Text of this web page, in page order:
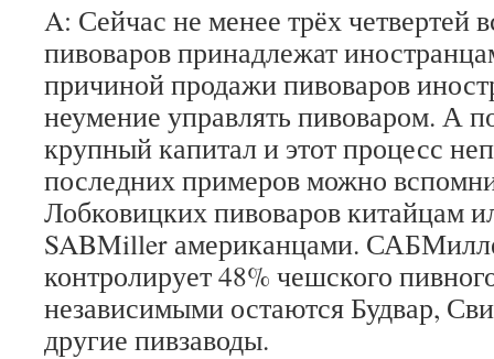
A: Сейчас не менее трёх четвертей
пивоваров принадлежат
причиной продажи пивоваров
неумение управлять пивоваром. А
крупный капитал и этот процесс
последних примеров можно
Лобковицких пивоваров китайцам
SABMiller американцами.
контролирует 48% чешского
независимыми остаются Будвар,
другие пивзаводы.